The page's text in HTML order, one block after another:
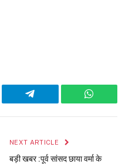
Telegram
NEXT ARTICLE
बड़ी खबर :पूर्व सांसद छाया वर्मा के